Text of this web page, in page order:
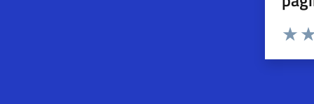
Esprimi